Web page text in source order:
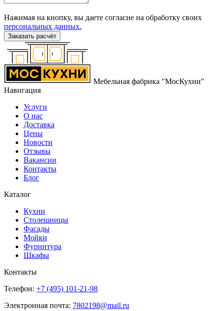
Нажимая на кнопку, вы даете согласие на обработку своих
персональных данных.
Заказать расчёт
Мебельная фабрика "МосКухни"
Навигация
Услуги
О нас
Доставка
Цены
Новости
Отзывы
Вакансии
Контакты
Блог
Каталог
Кухни
Столешницы
Фасады
Мойки
Фурнитура
Шкафы
Контакты
Телефон: +7 (495) 101-21-98
Электронная почта: 7802198@mail.ru